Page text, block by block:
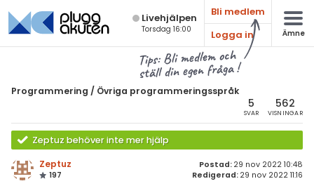
Live­hjälpen
Torsdag 16:00
Bli medlem
Logga in
Ämne
Tips: Bli medlem och
ställ din egen fråga !
Programmering / Övriga programmeringsspråk
5
SVAR
562
VISNINGAR
Zeptuz behöver inte mer hjälp
Zeptuz
197
Postad: 29 nov 2022 10:48
Redigerad: 29 nov 2022 11:16
& Bygg
Alla ämnen
Programmering
Alla trådar
Javascript